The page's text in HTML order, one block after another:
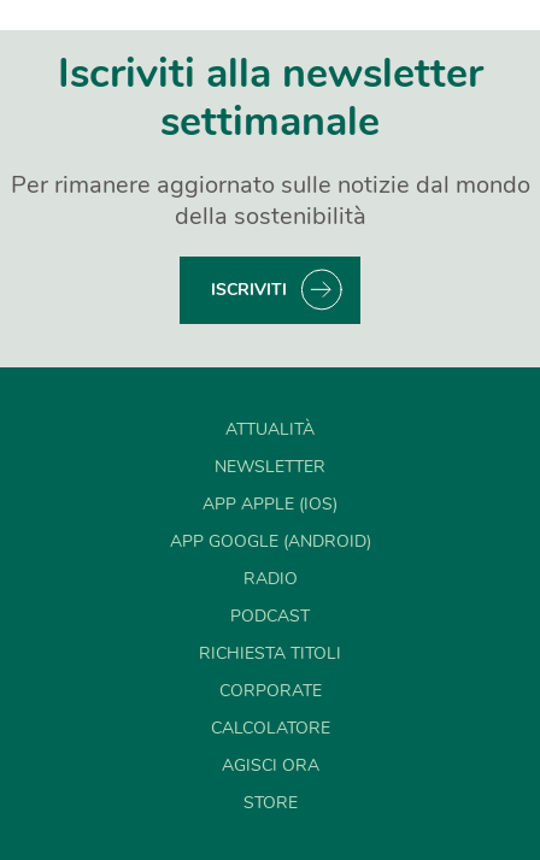
Iscriviti alla newsletter
settimanale
Per rimanere aggiornato sulle notizie dal mondo
della sostenibilità
ISCRIVITI
ATTUALITÀ
NEWSLETTER
APP APPLE (IOS)
APP GOOGLE (ANDROID)
RADIO
PODCAST
RICHIESTA TITOLI
CORPORATE
CALCOLATORE
AGISCI ORA
STORE